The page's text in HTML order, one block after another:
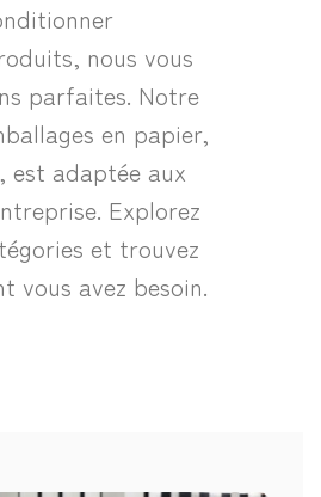
nous vous
parfaites. Notre
en papier,
est adaptée aux
Explorez
et trouvez
vous avez besoin.